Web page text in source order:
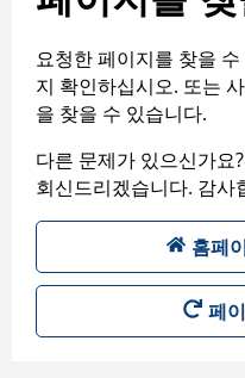
요청한 페이지를 찾을
지 확인하십시오. 또는
을 찾을 수 있습니다.
다른 문제가 있으신가요
회신드리겠습니다. 감사
홈페
페